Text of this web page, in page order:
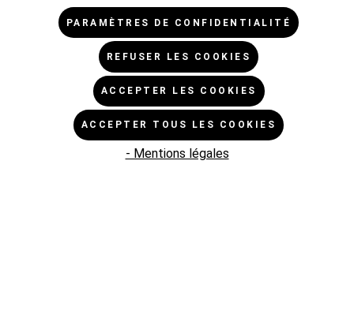
L'ENTREPRISE
ASSISTANCE BOUTIQUE
PARAMÈTRES DE CONFIDENTIALITÉ
REFUSER LES COOKIES
ACCEPTER LES COOKIES
ACCEPTER TOUS LES COOKIES
- Mentions légales